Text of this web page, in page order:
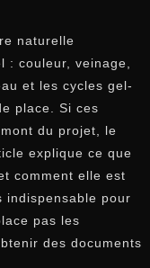
naturelle
: couleur, veinage,
et les cycles gel-
place. Si ces
du projet, le
explique ce que
comment elle est
indispensable pour
pas les
des documents